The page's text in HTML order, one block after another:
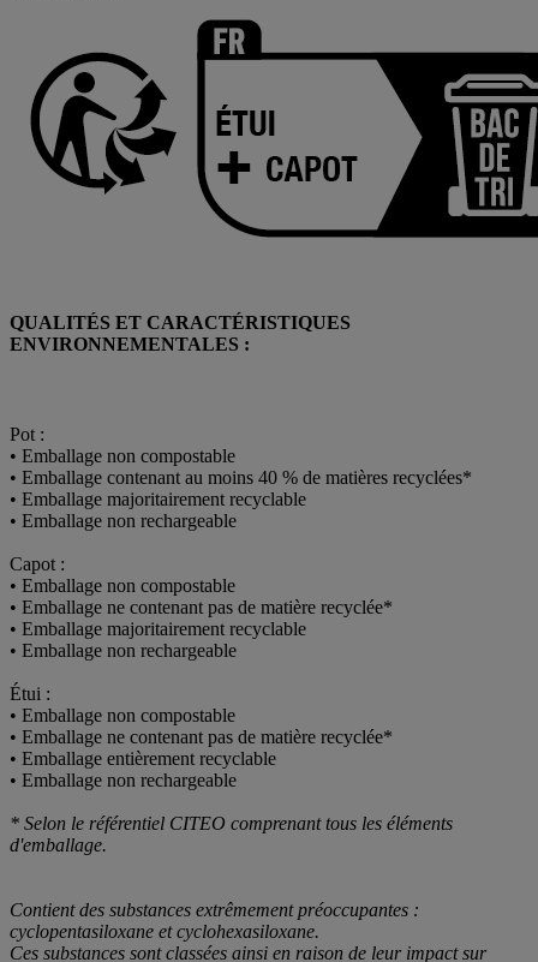
QUALITÉS ET CARACTÉRISTIQUES
ENVIRONNEMENTALES :
Pot :
• Emballage non compostable
• Emballage contenant au moins 40 % de matières recyclées*
• Emballage majoritairement recyclable
• Emballage non rechargeable
Capot :
• Emballage non compostable
• Emballage ne contenant pas de matière recyclée*
• Emballage majoritairement recyclable
• Emballage non rechargeable
Étui :
• Emballage non compostable
• Emballage ne contenant pas de matière recyclée*
• Emballage entièrement recyclable
• Emballage non rechargeable
* Selon le référentiel CITEO comprenant tous les éléments
d'emballage.
Contient des substances extrêmement préoccupantes :
cyclopentasiloxane et cyclohexasiloxane.
Ces substances sont classées ainsi en raison de leur impact sur